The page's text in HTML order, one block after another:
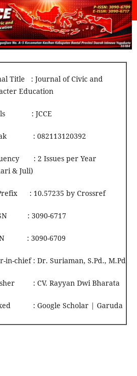
Title : Journal of Civic and
Education
: JCCE
: 082113120392
: 2 Issues per Year
& Juli)
: 10.57235 by Crossref
: 3090-6717
: 3090-6709
in-chief : Dr. Suriaman, S.Pd., M.Pd
: CV. Rayyan Dwi Bharata
: Google Scholar | Garuda